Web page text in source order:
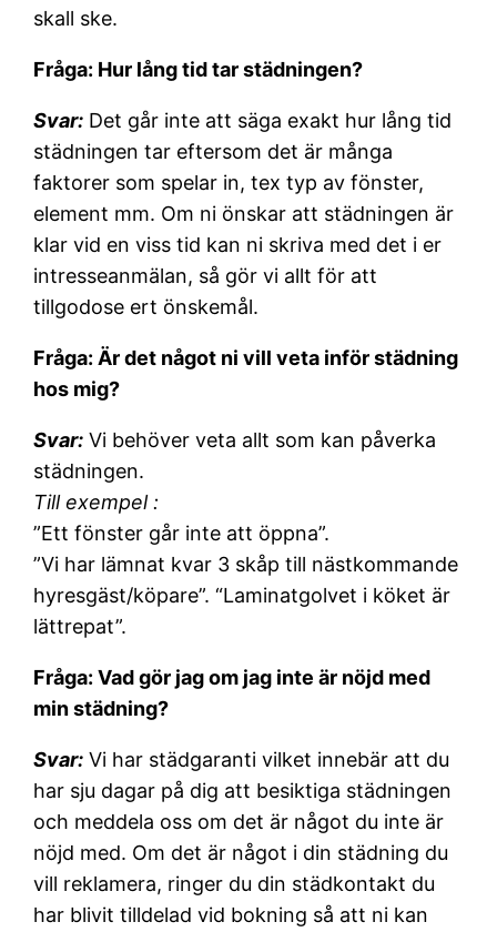
skall ske.
Fråga: Hur lång tid tar städningen?
Svar: Det går inte att säga exakt hur lång tid
städningen tar eftersom det är många
faktorer som spelar in, tex typ av fönster,
element mm. Om ni önskar att städningen är
klar vid en viss tid kan ni skriva med det i er
intresseanmälan, så gör vi allt för att
tillgodose ert önskemål.
Fråga: Är det något ni vill veta inför städning
hos mig?
Svar: Vi behöver veta allt som kan påverka
städningen.
Till exempel :
”Ett fönster går inte att öppna”.
”Vi har lämnat kvar 3 skåp till nästkommande
hyresgäst/köpare”. “Laminatgolvet i köket är
lättrepat”.
Fråga: Vad gör jag om jag inte är nöjd med
min städning?
Svar: Vi har städgaranti vilket innebär att du
har sju dagar på dig att besiktiga städningen
och meddela oss om det är något du inte är
nöjd med. Om det är något i din städning du
vill reklamera, ringer du din städkontakt du
har blivit tilldelad vid bokning så att ni kan